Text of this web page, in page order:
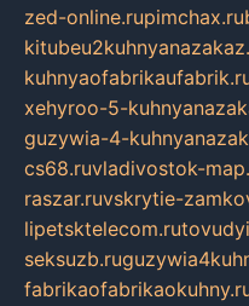
zed-online.rupimchax.ru
xehyroo-5-
guzywia-4-
cs68.ruvladivostok-
raszar.ruvskrytie-
lipetsktelecom.ru
seksuzb.ru